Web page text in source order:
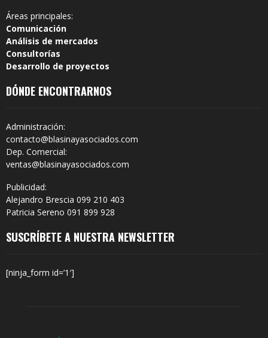
Áreas principales:
Comunicación
Análisis de mercados
Consultorías
Desarrollo de proyectos
DÓNDE ENCONTRARNOS
Administración:
contacto@blasinayasociados.com
Dep. Comercial:
ventas@blasinayasociados.com
Publicidad:
Alejandro Brescia 099 210 403
Patricia Sereno 091 899 928
SUSCRÍBETE A NUESTRA NEWSLETTER
[ninja_form id=’1′]